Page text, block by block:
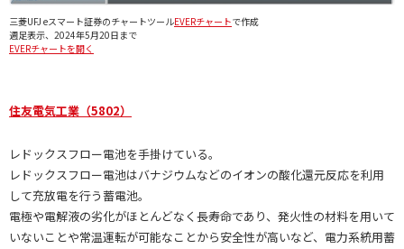
三菱UFJ eスマート証券のチャートツールEVERチャートで作成
週足表示、2024年5月20日まで
EVERチャートを開く
住友電気工業（5802）
レドックスフロー電池を手掛けている。
レドックスフロー電池はバナジウムなどのイオンの酸化還元反応を利用
して充放電を行う蓄電池。
電極や電解液の劣化がほとんどなく長寿命であり、発火性の材料を用いて
いないことや常温運転が可能なことから安全性が高いなど、電力系統用蓄